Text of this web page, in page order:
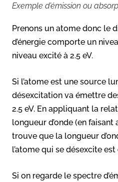
Exemple d’émission ou
Prenons un atome donc le
d’énergie comporte un
niveau excité à 2.5 eV.
Si l’atome est une source
désexcitation va émettre
2.5 eV. En appliquant la
longueur d’onde (en
trouve que la longueur
l’atome qui se désexcite
Si on regarde le spectre